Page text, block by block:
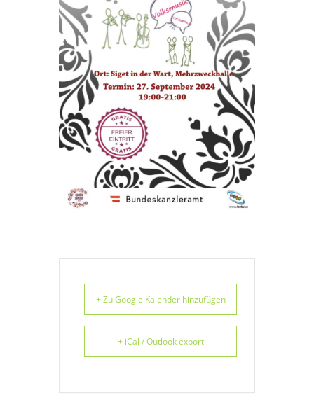
+ Zu Google Kalender hinzufügen
+ iCal / Outlook export